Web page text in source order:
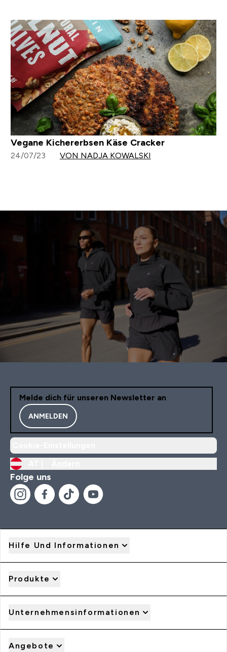
Vegane Kichererbsen Käse Cracker
24/07/23 VON NADJA KOWALSKI
Melde dich für unseren Newsletter an
ANMELDEN
Folge uns
Hilfe Und Informationen
Produkte
Unternehmensinformationen
Angebote